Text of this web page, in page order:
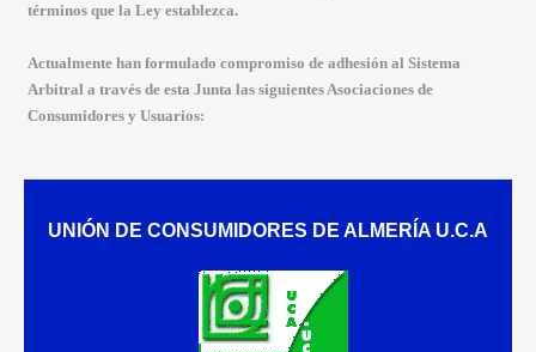
términos que la Ley establezca.
Actualmente han formulado compromiso de adhesión al Sistema
Arbitral a través de esta Junta las siguientes Asociaciones de
Consumidores y Usuarios:
UNIÓN DE CONSUMIDORES DE ALMERÍA U.C.A